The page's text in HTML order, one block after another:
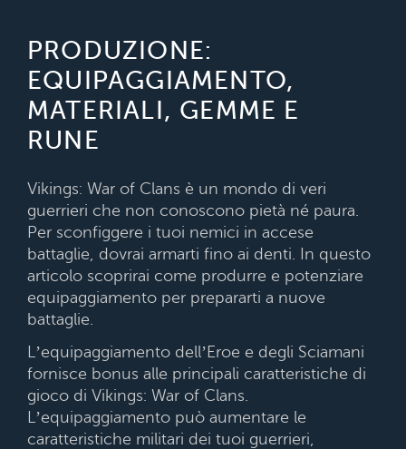
Italiano
PRODUZIONE:
EQUIPAGGIAMENTO,
MATERIALI, GEMME E
RUNE
Vikings: War of Clans è un mondo di veri
guerrieri che non conoscono pietà né paura.
Per sconfiggere i tuoi nemici in accese
battaglie, dovrai armarti fino ai denti. In questo
articolo scoprirai come produrre e potenziare
equipaggiamento per prepararti a nuove
battaglie.
L’equipaggiamento dell’Eroe e degli Sciamani
fornisce bonus alle principali caratteristiche di
gioco di Vikings: War of Clans.
L’equipaggiamento può aumentare le
caratteristiche militari dei tuoi guerrieri,